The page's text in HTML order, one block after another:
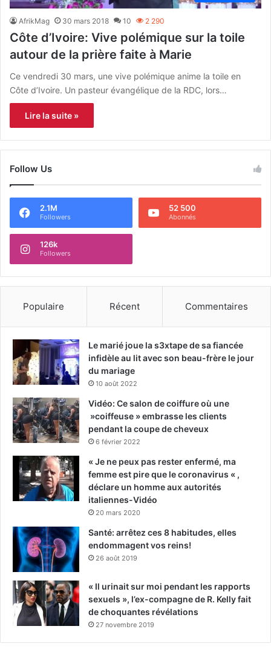
AfrikMag 30 mars 2018 10 2 290
Côte d’Ivoire: Vive polémique sur la toile
autour de la prière faite à Marie
Ce vendredi 30 mars, une vive polémique anime la toile en
Côte d’Ivoire. Un pasteur évangélique de la RDC, lors…
Lire la suite »
Follow Us
2.1M
Followers
52 500
Abonnés
126k
Followers
Populaire Récent Commentaires
Le marié joue la s3xtape de sa fiancée
infidèle au lit avec son beau-frère le jour
du mariage
10 août 2022
Vidéo: Ce salon de coiffure où une
»coiffeuse » embrasse les clients
pendant la coupe de cheveux
6 février 2022
« Je ne peux pas rester enfermé, ma
femme est pire que le coronavirus « ,
déclare un homme aux autorités
italiennes-Vidéo
20 mars 2020
Santé: arrêtez ces 8 habitudes, elles
endommagent vos reins!
26 août 2019
« Il urinait sur moi pendant les rapports
sexuels », l’ex-compagne de R. Kelly fait
de choquantes révélations
27 novembre 2019